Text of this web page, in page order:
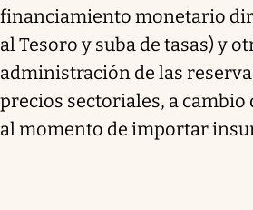
financiamiento monetario
al Tesoro y suba de tasas) y
administración de las
precios sectoriales, a cambio
al momento de importar